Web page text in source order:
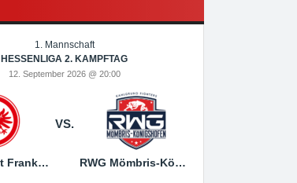
1. Mannschaft
HESSENLIGA 2. KAMPFTAG
12. September 2026 @ 20:00
SG Eintracht Frankfurt
VS.
RWG Mömbris-Königshofen